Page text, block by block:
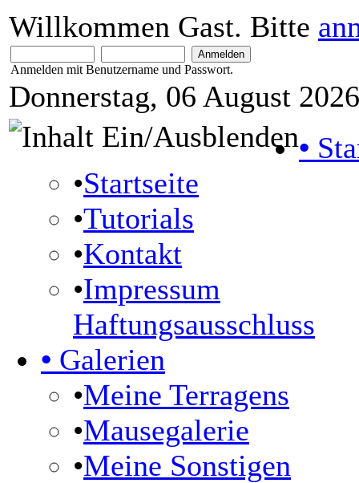
Willkommen Gast. Bitte
Anmelden mit Benutzername und Passwort.
Donnerstag, 06 August
•
•Startseite
•Tutorials
•Kontakt
•Impressum
Haftungsausschluss
• Galerien
•Meine Terragens
•Mausegalerie
•Meine Sonstigen